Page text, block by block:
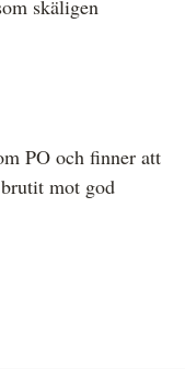
skäligen
PO och finner att
mot god